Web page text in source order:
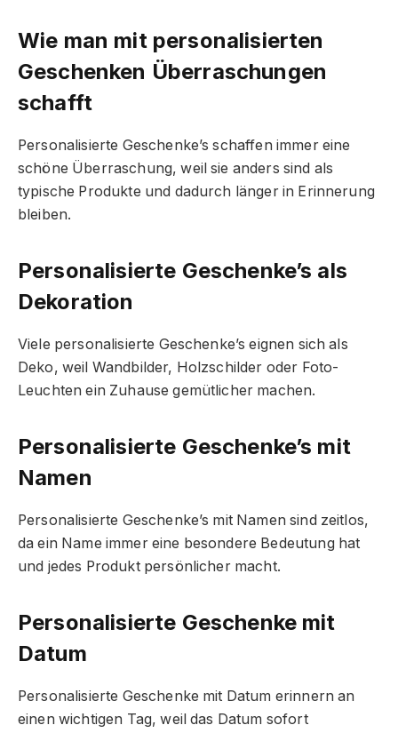
Wie man mit personalisierten
Geschenken Überraschungen
schafft
Personalisierte Geschenke’s schaffen immer eine
schöne Überraschung, weil sie anders sind als
typische Produkte und dadurch länger in Erinnerung
bleiben.
Personalisierte Geschenke’s als
Dekoration
Viele personalisierte Geschenke’s eignen sich als
Deko, weil Wandbilder, Holzschilder oder Foto-
Leuchten ein Zuhause gemütlicher machen.
Personalisierte Geschenke’s mit
Namen
Personalisierte Geschenke’s mit Namen sind zeitlos,
da ein Name immer eine besondere Bedeutung hat
und jedes Produkt persönlicher macht.
Personalisierte Geschenke mit
Datum
Personalisierte Geschenke mit Datum erinnern an
einen wichtigen Tag, weil das Datum sofort